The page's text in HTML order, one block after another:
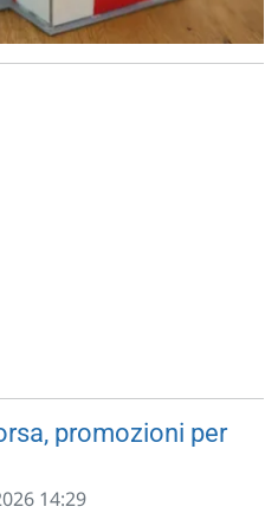
promozioni per
14:29